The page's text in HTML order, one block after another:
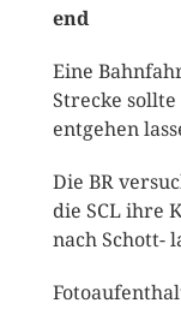
end
Eine
Strecke
entgehen
Die BR
die SCL ihre
nach Schott-